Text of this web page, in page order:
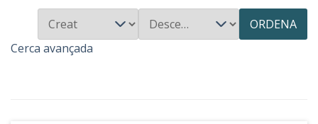
ORDENA
Cerca avançada